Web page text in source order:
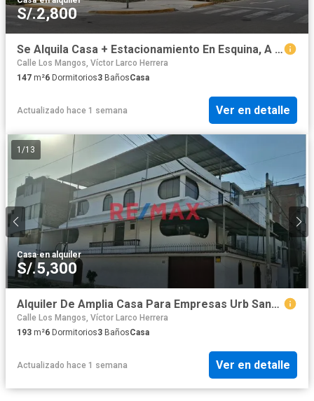
S/.2,800
Se Alquila Casa + Estacionamiento En Esquina, A Una Cuadra De La Av. Pacífico, Nuevo Chimbote - S/2,800
Calle Los Mangos, Víctor Larco Herrera
147 m²6 Dormitorios3 BañosCasa
Actualizado hace 1 semana Ver en detalle
1 /13
Casa·en alquiler
S/.5,300
Alquiler De Amplia Casa Para Empresas Urb Santa Maria S/. 6,500.00
Calle Los Mangos, Víctor Larco Herrera
193 m²6 Dormitorios3 BañosCasa
Actualizado hace 1 semana Ver en detalle